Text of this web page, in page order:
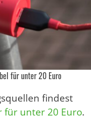
für unter 20 Euro
findest
für unter 20 Euro.